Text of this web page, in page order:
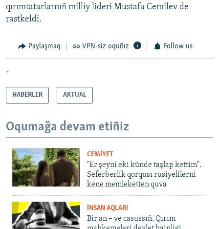
qırımtatarlarnıñ milliy lideri Mustafa Cemilev de
rastkeldi.
Paylaşmaq VPN-siz oquñız Follow us
*
HABERLER AKTUAL
Oqumağa devam etiñiz
CEMİYET
"Er şeyni eki künde taşlap kettim".
Seferberlik qorqusı rusiyelilerni
kene memleketten quva
İNSAN AQLARI
Bir an – ve casussıñ. Qırım